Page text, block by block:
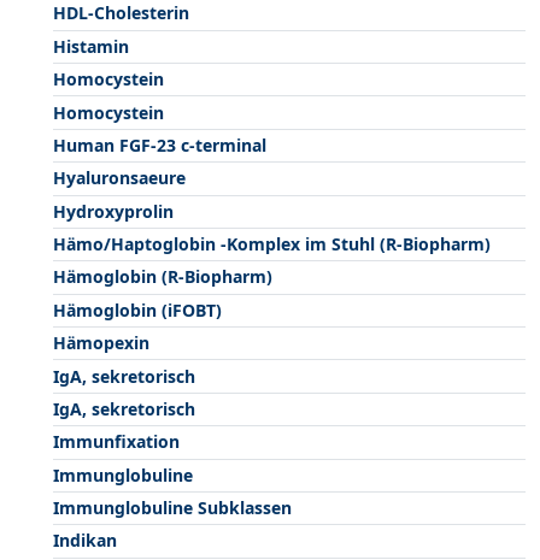
HDL-Cholesterin
Histamin
Homocystein
Homocystein
Human FGF-23 c-terminal
Hyaluronsaeure
Hydroxyprolin
Hämo/Haptoglobin -Komplex im Stuhl (R-Biopharm)
Hämoglobin (R-Biopharm)
Hämoglobin (iFOBT)
Hämopexin
IgA, sekretorisch
IgA, sekretorisch
Immunfixation
Immunglobuline
Immunglobuline Subklassen
Indikan